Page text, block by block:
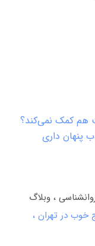
هم کمک نمی‌کند؟
پنهان داری
وبلاگ
خوب در تهران